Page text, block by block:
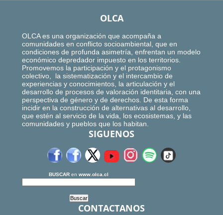
OLCA
OLCA es una organización que acompaña a
comunidades en conflicto socioambiental, que en
condiciones de profunda asimetría, enfrentan un modelo
económico depredador impuesto en los territorios.
Promovemos la participación y el protagonismo
colectivo, la sistematización y el intercambio de
experiencias y conocimientos, la articulación y el
desarrollo de procesos de valoración identitaria, con una
perspectiva de género y de derechos. De esta forma
incidir en la construcción de alternativas al desarrollo,
que estén al servicio de la vida, los ecosistemas, y las
comunidades y pueblos que los habitan.
SIGUENOS
BUSCAR en www.olca.cl
CONTACTANOS